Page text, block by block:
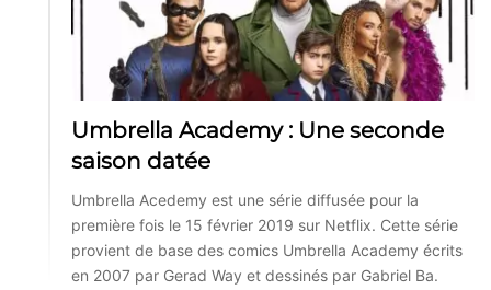
Umbrella Academy : Une seconde
saison datée
Umbrella Acedemy est une série diffusée pour la
première fois le 15 février 2019 sur Netflix. Cette série
provient de base des comics Umbrella Academy écrits
en 2007 par Gerad Way et dessinés par Gabriel Ba.